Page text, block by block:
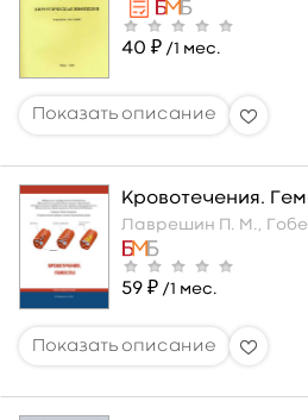
40 ₽ /1 мес.
Кровотечения.
Лаврешин П. М.,
59 ₽ /1 мес.